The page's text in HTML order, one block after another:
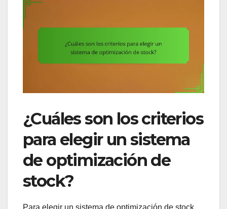
¿Cuáles son los criterios
para elegir un sistema
de optimización de
stock?
Para elegir un sistema de optimización de stock,